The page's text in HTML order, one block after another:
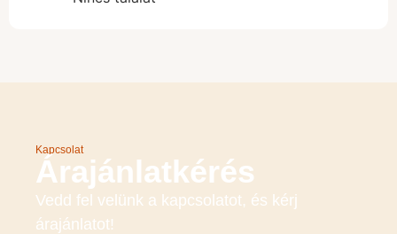
Kapcsolat
Árajánlatkérés
Vedd fel velünk a kapcsolatot, és kérj
árajánlatot!